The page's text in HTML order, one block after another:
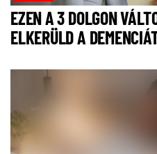
EZEN A 3 DOLGON
ELKERÜLD A